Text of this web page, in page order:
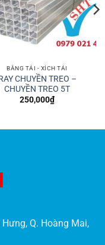
BĂNG TẢI - XÍCH TẢI
CHUYỀN TREO –
CHUYỀN TREO 5T
250,000₫
Q. Hoàng Mai,